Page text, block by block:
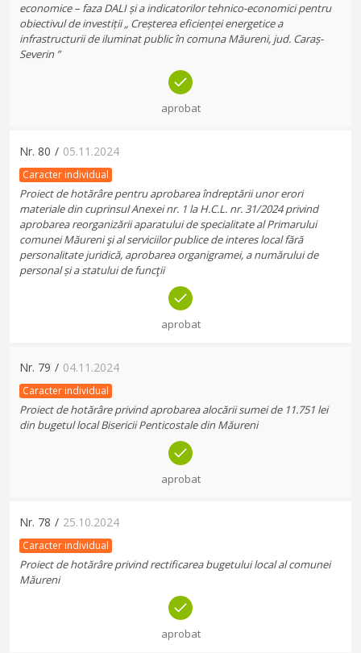
economice – faza DALI și a indicatorilor tehnico-economici pentru
obiectivul de investiții „ Creșterea eficienței energetice a
infrastructurii de iluminat public în comuna Măureni, jud. Caraș-
Severin ”
aprobat
Nr. 80 / 05.11.2024
Caracter individual
Proiect de hotărâre pentru aprobarea îndreptării unor erori
materiale din cuprinsul Anexei nr. 1 la H.C.L. nr. 31/2024 privind
aprobarea reorganizării aparatului de specialitate al Primarului
comunei Măureni şi al serviciilor publice de interes local fără
personalitate juridică, aprobarea organigramei, a numărului de
personal și a statului de funcţii
aprobat
Nr. 79 / 04.11.2024
Caracter individual
Proiect de hotărâre privind aprobarea alocării sumei de 11.751 lei
din bugetul local Bisericii Penticostale din Măureni
aprobat
Nr. 78 / 25.10.2024
Caracter individual
Proiect de hotărâre privind rectificarea bugetului local al comunei
Măureni
aprobat